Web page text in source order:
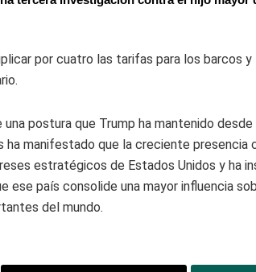
por cuatro las tarifas para los barcos y
postura que Trump ha mantenido
manifestado que la creciente presencia
estratégicos de Estados Unidos y ha
ese país consolide una mayor influencia
del mundo.